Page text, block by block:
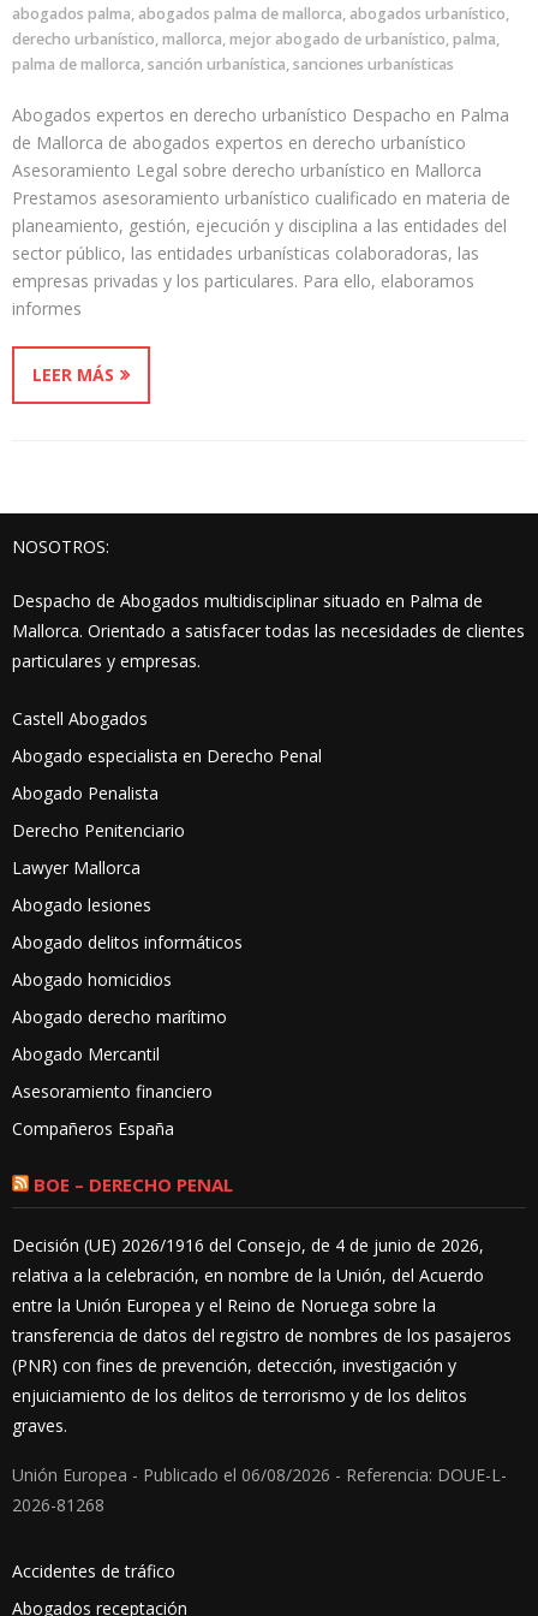
abogados palma, abogados palma de mallorca, abogados urbanístico,
derecho urbanístico,mallorca,mejor abogado de urbanístico,palma,
palma de mallorca,sanción urbanística,sanciones urbanísticas
Abogados expertos en derecho urbanístico Despacho en Palma
de Mallorca de abogados expertos en derecho urbanístico
Asesoramiento Legal sobre derecho urbanístico en Mallorca
Prestamos asesoramiento urbanístico cualificado en materia de
planeamiento, gestión, ejecución y disciplina a las entidades del
sector público, las entidades urbanísticas colaboradoras, las
empresas privadas y los particulares. Para ello, elaboramos
informes
LEER MÁS
NOSOTROS:
Despacho de Abogados multidisciplinar situado en Palma de
Mallorca. Orientado a satisfacer todas las necesidades de clientes
particulares y empresas.
Castell Abogados
Abogado especialista en Derecho Penal
Abogado Penalista
Derecho Penitenciario
Lawyer Mallorca
Abogado lesiones
Abogado delitos informáticos
Abogado homicidios
Abogado derecho marítimo
Abogado Mercantil
Asesoramiento financiero
Compañeros España
BOE – DERECHO PENAL
Decisión (UE) 2026/1916 del Consejo, de 4 de junio de 2026,
relativa a la celebración, en nombre de la Unión, del Acuerdo
entre la Unión Europea y el Reino de Noruega sobre la
transferencia de datos del registro de nombres de los pasajeros
(PNR) con fines de prevención, detección, investigación y
enjuiciamiento de los delitos de terrorismo y de los delitos
graves.
Unión Europea - Publicado el 06/08/2026 - Referencia: DOUE-L-
2026-81268
Accidentes de tráfico
Abogados receptación